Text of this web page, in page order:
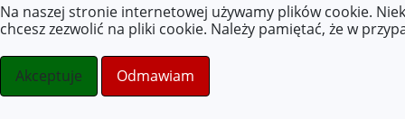
Na naszej stronie internetowej używamy plików cookie.
chcesz zezwolić na pliki cookie. Należy pamiętać, że w
Akceptuje Odmawiam